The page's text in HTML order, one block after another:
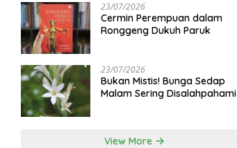
23/07/2026
Cermin Perempuan dalam
Ronggeng Dukuh Paruk
23/07/2026
Bukan Mistis! Bunga Sedap
Malam Sering Disalahpahami
View More